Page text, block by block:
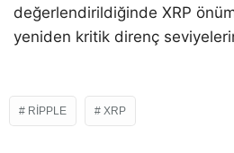
değerlendirildiğinde XRP
yeniden kritik direnç
RIPPLE XRP